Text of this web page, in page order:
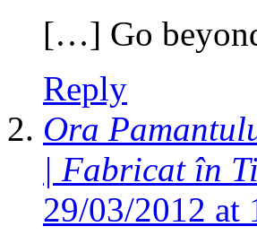
[…] Go
Reply
Ora
| Fabricat în
29/03/2012 at